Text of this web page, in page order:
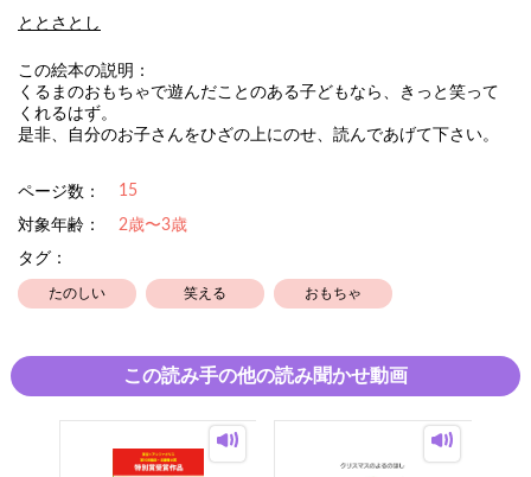
ととさとし
この絵本の説明：
くるまのおもちゃで遊んだことのある子どもなら、きっと笑って
くれるはず。
是非、自分のお子さんをひざの上にのせ、読んであげて下さい。
ページ数： 15
対象年齢：
2歳〜3歳
タグ：
たのしい 笑える おもちゃ
この読み手の他の読み聞かせ動画